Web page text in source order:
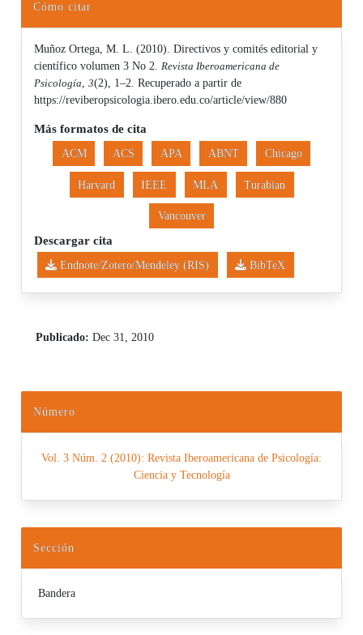
Cómo citar
Muñoz Ortega, M. L. (2010). Directivos y comités editorial y
científico volumen 3 No 2.Revista Iberoamericana de
Psicología,3(2), 1–2. Recuperado a partir de
https://reviberopsicologia.ibero.edu.co/article/view/880
Más formatos de cita
ACM ACS APA ABNT Chicago
Harvard IEEE MLA Turabian
Vancouver
Descargar cita
Endnote/Zotero/Mendeley (RIS) BibTeX
Publicado: Dec 31, 2010
Número
Vol. 3 Núm. 2 (2010): Revista Iberoamericana de Psicología:
Ciencia y Tecnología
Sección
Bandera